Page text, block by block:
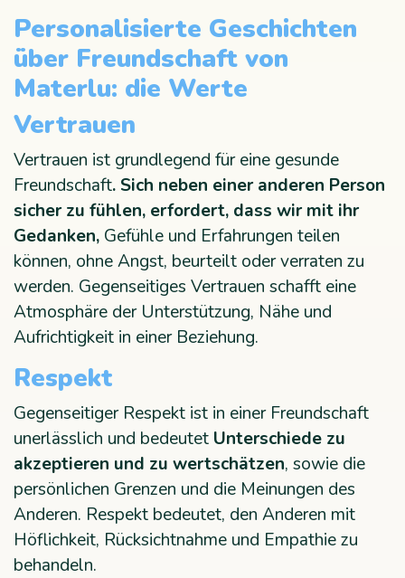
Personalisierte Geschichten
über Freundschaft von
Materlu: die Werte
Vertrauen
Vertrauen ist grundlegend für eine gesunde
Freundschaft. Sich neben einer anderen Person
sicher zu fühlen, erfordert, dass wir mit ihr
Gedanken, Gefühle und Erfahrungen teilen
können, ohne Angst, beurteilt oder verraten zu
werden. Gegenseitiges Vertrauen schafft eine
Atmosphäre der Unterstützung, Nähe und
Aufrichtigkeit in einer Beziehung.
Respekt
Gegenseitiger Respekt ist in einer Freundschaft
unerlässlich und bedeutet Unterschiede zu
akzeptieren und zu wertschätzen, sowie die
persönlichen Grenzen und die Meinungen des
Anderen. Respekt bedeutet, den Anderen mit
Höflichkeit, Rücksichtnahme und Empathie zu
behandeln.